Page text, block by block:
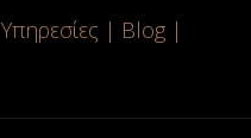
Υπηρεσίες | Blog |